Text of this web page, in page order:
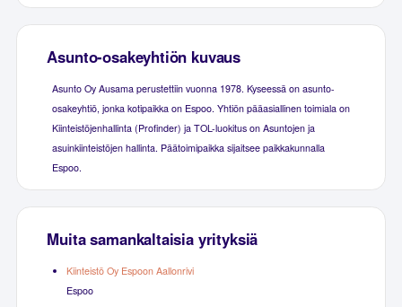
Asunto-osakeyhtiön kuvaus
Asunto Oy Ausama perustettiin vuonna 1978. Kyseessä on asunto-
osakeyhtiö, jonka kotipaikka on Espoo. Yhtiön pääasiallinen toimiala on
Kiinteistöjenhallinta (Profinder) ja TOL-luokitus on Asuntojen ja
asuinkiinteistöjen hallinta. Päätoimipaikka sijaitsee paikkakunnalla
Espoo.
Muita samankaltaisia yrityksiä
Kiinteistö Oy Espoon Aallonrivi
Espoo